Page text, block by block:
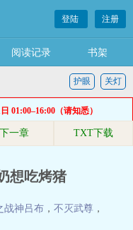
登陆 注册
阅读记录 书架
关灯
护眼
01:00–16:00（请知悉）
下一章 TXT下载
想吃烤猪
战神吕布 ， 不灭武尊 ，